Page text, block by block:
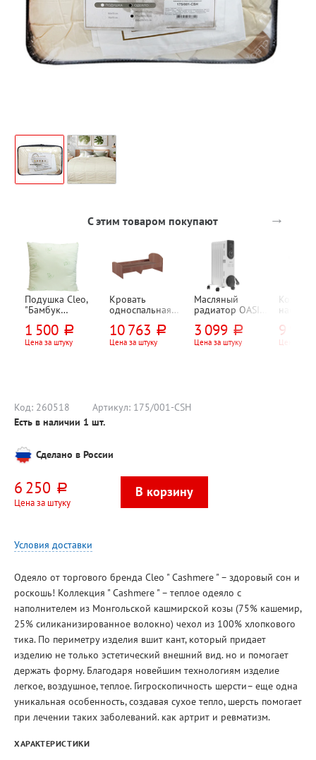
С этим товаром покупают →
Подушка Cleo,
"Бамбук
70см*70см,
ткань чехла
1 500 руб.
Цена за штуку
Кровать
односпальная
700мм, ясень
шимо темный
10 763 руб.
Цена за штуку
Масляный
радиатор OASIS,
секций
3 099 руб.
Цена за штуку
9 950
Цена за
Код: 260518 Артикул: 175/001-CSH
Есть в наличии 1 шт.
Сделано в России
6 250 руб.
Цена за штуку
Условия доставки
Одеяло от торгового бренда Cleo " Cashmere " – здоровый сон и
роскошь! Коллекция " Cashmere " – теплое одеяло с
наполнителем из Монгольской кашмирской козы (75% кашемир,
25% силиканизированное волокно) чехол из 100% хлопкового
тика. По периметру изделия вшит кант, который придает
изделию не только эстетический внешний вид. но и помогает
держать форму. Благодаря новейшим технологиям изделие
легкое, воздушное, теплое. Гигроскопичность шерсти– еще одна
уникальная особенность, создавая сухое тепло, шерсть помогает
при лечении таких заболеваний. как артрит и ревматизм.
ХАРАКТЕРИСТИКИ